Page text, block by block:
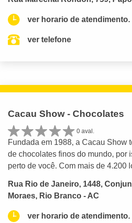
ver horario de atendimento.
ver telefone
Cacau Show - Chocolates
0 aval.
Fundada em 1988, a Cacau Show
de chocolates finos do mundo, por
perto de você. Com mais de 4.200
Rua Rio de Janeiro, 1448,
Moraes, Rio Branco - AC
ver horario de atendimento.